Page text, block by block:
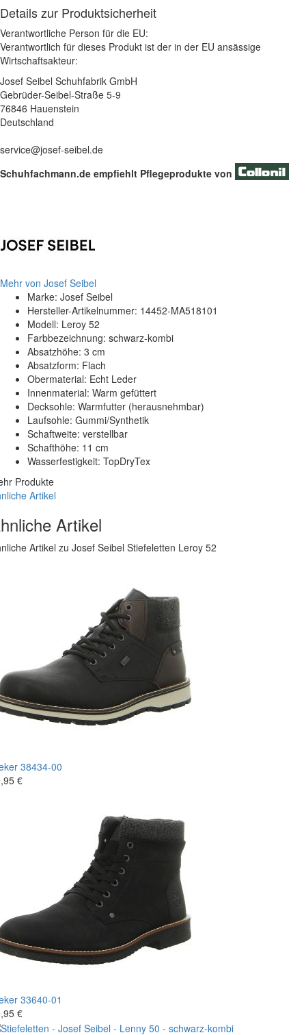
Details zur Produktsicherheit
Verantwortliche Person für die EU:
Verantwortlich für dieses Produkt ist der in der EU ansässige
Wirtschaftsakteur:
Josef Seibel Schuhfabrik GmbH
Gebrüder-Seibel-Straße 5-9
76846 Hauenstein
Deutschland
service@josef-seibel.de
Schuhfachmann.de empfiehlt Pflegeprodukte von
Mehr von Josef Seibel
Marke: Josef Seibel
Hersteller-Artikelnummer: 14452-MA518101
Modell: Leroy 52
Farbbezeichnung: schwarz-kombi
Absatzhöhe: 3 cm
Absatzform: Flach
Obermaterial: Echt Leder
Innenmaterial: Warm gefüttert
Decksohle: Warmfutter (herausnehmbar)
Laufsohle: Gummi/Synthetik
Schaftweite: verstellbar
Schafthöhe: 11 cm
Wasserfestigkeit: TopDryTex
Produkte
Artikel
Artikel
Artikel zu Josef Seibel Stiefeletten Leroy 52
38434-00
€
33640-01
€